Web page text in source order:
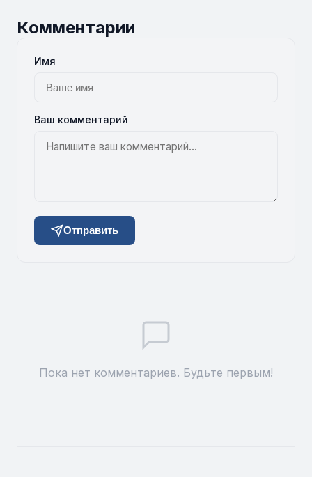
Комментарии
Имя
Ваш комментарий
Отправить
Пока нет комментариев. Будьте первым!